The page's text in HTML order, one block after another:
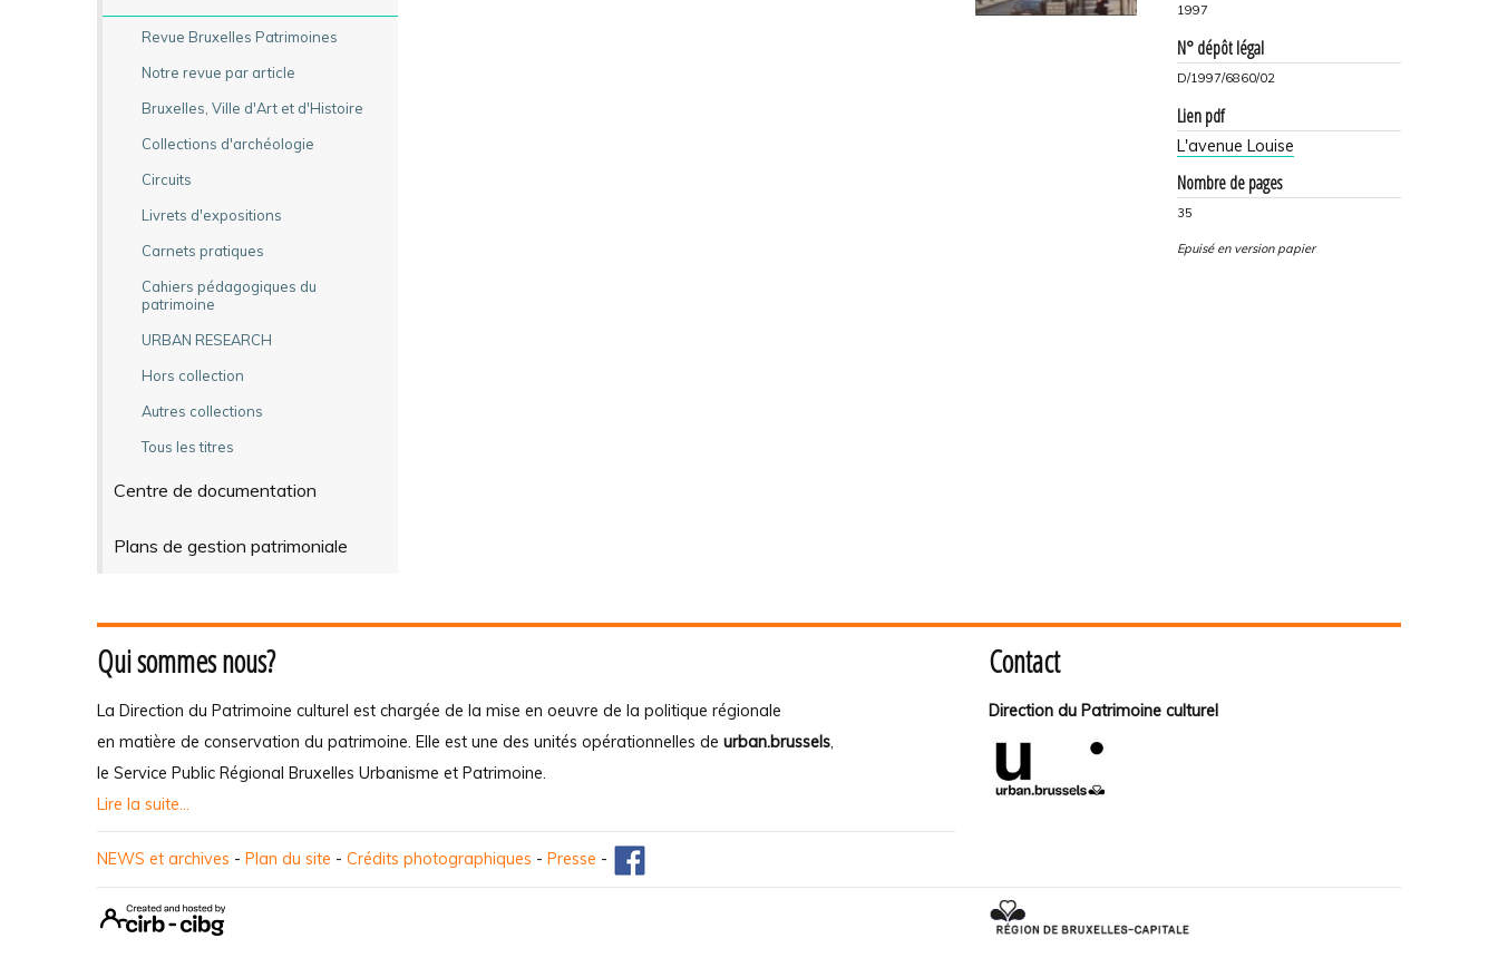
Revue Bruxelles Patrimoines
Notre revue par article
Bruxelles, Ville d'Art et d'Histoire
Collections d'archéologie
Circuits
Livrets d'expositions
Carnets pratiques
Cahiers pédagogiques du
patrimoine
URBAN RESEARCH
Hors collection
Autres collections
Tous les titres
Centre de documentation
Plans de gestion patrimoniale
1997
N° dépôt légal
D/1997/6860/02
Lien pdf
L'avenue Louise
Nombre de pages
35
Epuisé en version papier
Qui sommes nous?
La Direction du Patrimoine culturel est chargée de la mise en oeuvre de la politique régionale
en matière de conservation du patrimoine. Elle est une des unités opérationnelles de urban.brussels,
le Service Public Régional Bruxelles Urbanisme et Patrimoine.
Lire la suite...
Contact
Direction du Patrimoine culturel
NEWS et archives - Plan du site - Crédits photographiques - Presse -